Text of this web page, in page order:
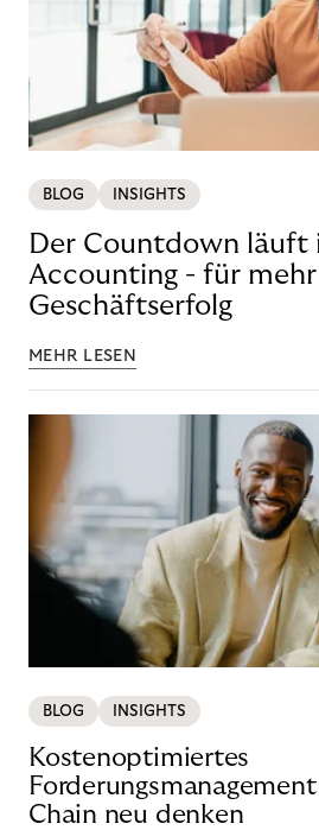
BLOG INSIGHTS
Der Countdown läuft
Accounting - für mehr
Geschäftserfolg
MEHR LESEN
BLOG INSIGHTS
Kostenoptimiertes
Chain neu denken